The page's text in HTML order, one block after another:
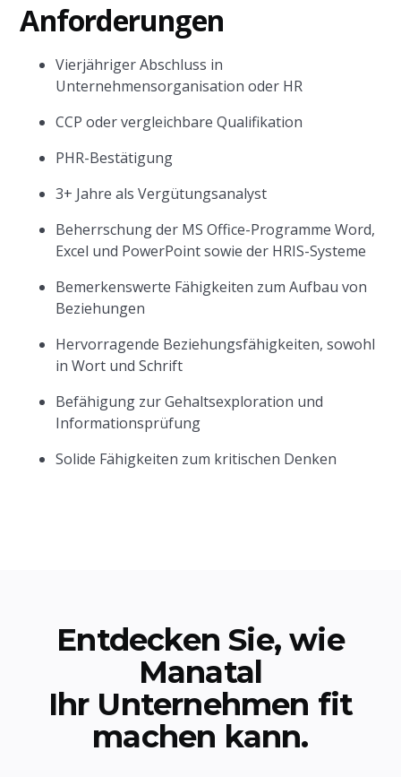
Anforderungen
Vierjähriger Abschluss in
Unternehmensorganisation oder HR
CCP oder vergleichbare Qualifikation
PHR-Bestätigung
3+ Jahre als Vergütungsanalyst
Beherrschung der MS Office-Programme Word,
Excel und PowerPoint sowie der HRIS-Systeme
Bemerkenswerte Fähigkeiten zum Aufbau von
Beziehungen
Hervorragende Beziehungsfähigkeiten, sowohl
in Wort und Schrift
Befähigung zur Gehaltsexploration und
Informationsprüfung
Solide Fähigkeiten zum kritischen Denken
Entdecken Sie, wie
Manatal
Ihr Unternehmen fit
machen kann.